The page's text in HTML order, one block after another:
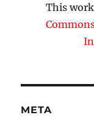
This
META